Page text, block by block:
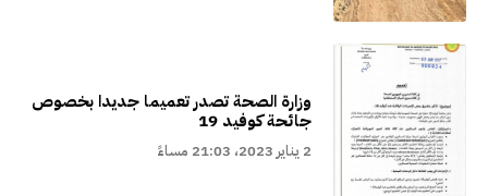
وزارة الصحة تصدر تعميما جديدا بخصوص
جائحة كوفيد 19
2 يناير 2023، 21:03 مساءً